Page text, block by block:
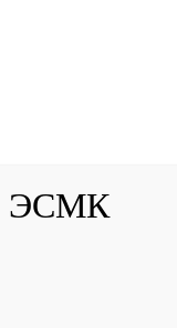
ЭСМК